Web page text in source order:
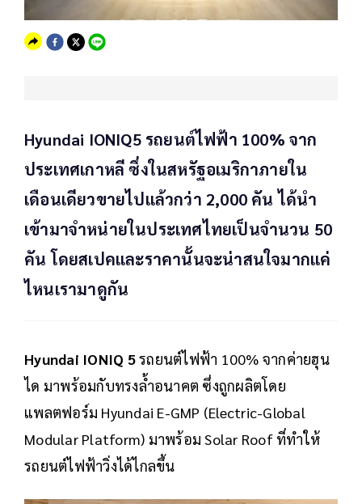
Hyundai IONIQ5 รถยนต์ไฟฟ้า 100% จาก
ประเทศเกาหลี ซึ่งในสหรัฐอเมริกาภายใน
เดือนเดียวขายไปแล้วกว่า 2,000 คัน ​ได้นำ
เข้ามาจำหน่ายในประเทศไทยเป็นจำนวน 50
คัน โดยสเปคและราคานั้นจะน่าสนใจมากแค่
ไหนเรามาดูกัน
Hyundai IONIQ 5รถยนต์ไฟฟ้า 100% จากค่ายฮุน
ได มาพร้อมกับทรงล้ำอนาคต ซึ่งถูกผลิตโดย
แพลตฟอร์ม Hyundai E-GMP (Electric-Global
Modular Platform) มาพร้อม Solar Roof ที่ทำให้
รถยนต์ไฟฟ้าวิ่งได้ไกลขึ้น